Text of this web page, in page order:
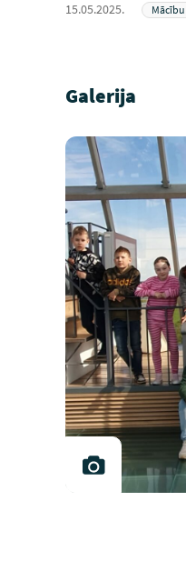
15.05.2025.
Galerija